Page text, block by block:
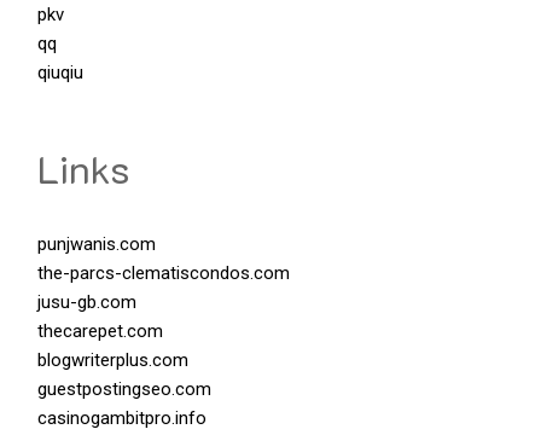
pkv
qq
qiuqiu
Links
punjwanis.com
the-parcs-clematiscondos.com
jusu-gb.com
thecarepet.com
blogwriterplus.com
guestpostingseo.com
casinogambitpro.info